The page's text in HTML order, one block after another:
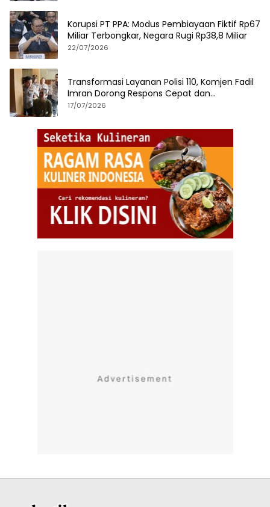
Korupsi PT PPA: Modus Pembiayaan Fiktif Rp67
Miliar Terbongkar, Negara Rugi Rp38,8 Miliar
22/07/2026
Transformasi Layanan Polisi 110, Komjen Fadil
Imran Dorong Respons Cepat dan
Terintegrasi
17/07/2026